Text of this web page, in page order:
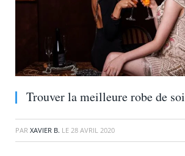
Trouver la meilleure robe de
PAR XAVIER B. LE 28 AVRIL 2020